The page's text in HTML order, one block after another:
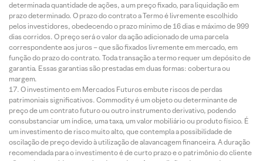
determinada quantidade de ações, a um preço fixado, para liquidação em
prazo determinado. O prazo do contrato a Termo é livremente escolhido
pelos investidores, obedecendo o prazo mínimo de 16 dias e máximo de 999
dias corridos. O preço será o valor da ação adicionado de uma parcela
correspondente aos juros – que são fixados livremente em mercado, em
função do prazo do contrato. Toda transação a termo requer um depósito de
garantia. Essas garantias são prestadas em duas formas: cobertura ou
margem.
O investimento em Mercados Futuros embute riscos de perdas
patrimoniais significativos. Commodity é um objeto ou determinante de
preço de um contrato futuro ou outro instrumento derivativo, podendo
consubstanciar um índice, uma taxa, um valor mobiliário ou produto físico. É
um investimento de risco muito alto, que contempla a possibilidade de
oscilação de preço devido à utilização de alavancagem financeira. A duração
recomendada para o investimento é de curto prazo e o patrimônio do cliente